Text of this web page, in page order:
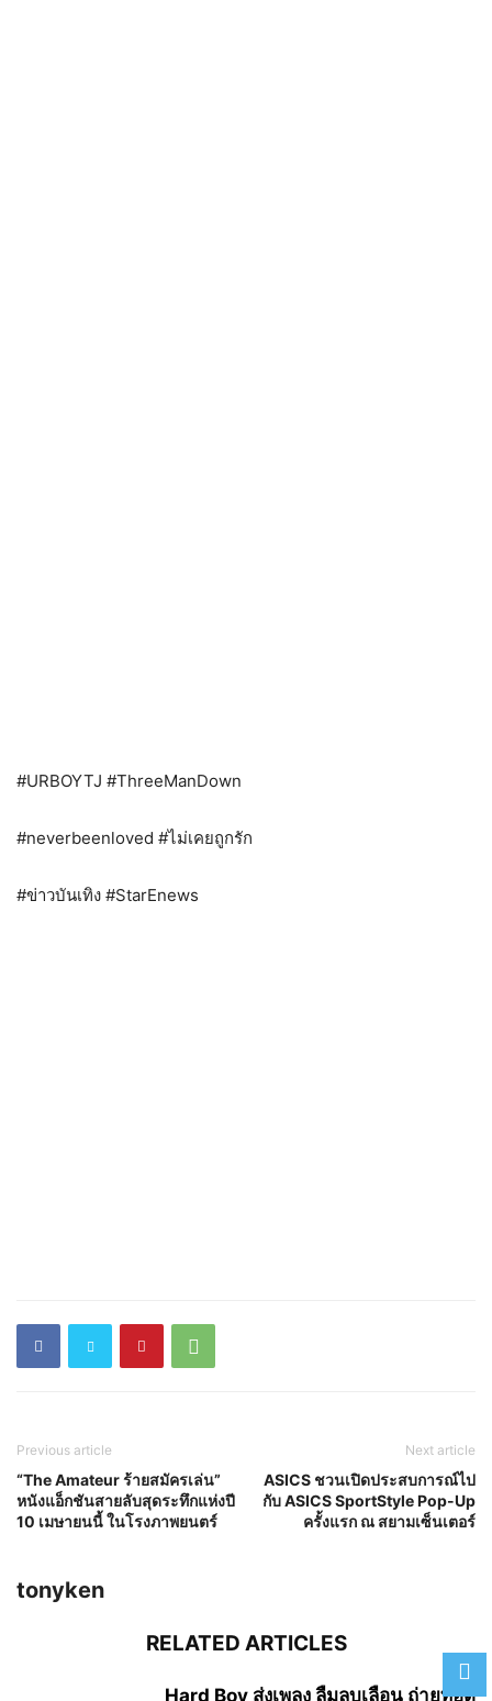
#URBOYTJ #ThreeManDown
#neverbeenloved #ไม่เคยถูกรัก
#ข่าวบันเทิง #StarEnews
Previous article
“The Amateur ร้ายสมัครเล่น”
หนังแอ็กชันสายลับสุดระทึกแห่งปี
10 เมษายนนี้ ในโรงภาพยนตร์
Next article
ASICS ชวนเปิดประสบการณ์ไป
กับ ASICS SportStyle Pop-Up
ครั้งแรก ณ สยามเซ็นเตอร์
tonyken
RELATED ARTICLES
Hard Boy ส่งเพลง ลืมลบเลือน ถ่ายทอด